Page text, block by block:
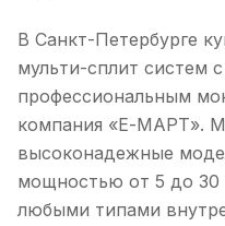
В Санкт-Петербурге
мульти-сплит систем
профессиональным
компания «Е-МАРТ».
высоконадежные
мощностью от 5 до 30
любыми типами